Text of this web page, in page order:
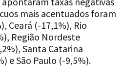
mais acentuados foram
Ceará (-17,1%), Rio
Região Nordeste
Santa Catarina
e São Paulo (-9,5%).